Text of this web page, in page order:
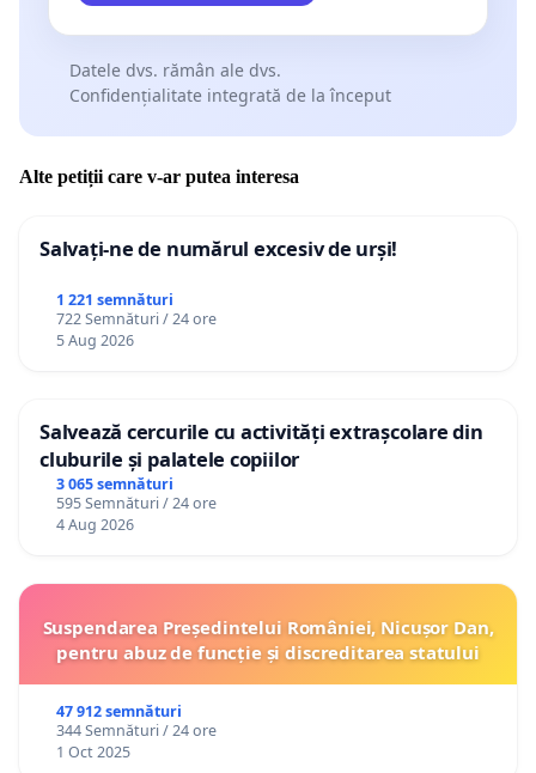
Datele dvs. rămân ale dvs.
Confidențialitate integrată de la început
Alte petiții care v-ar putea interesa
Salvați-ne de numărul excesiv de urși!
1 221 semnături
722 Semnături / 24 ore
5 Aug 2026
Salvează cercurile cu activități extrașcolare din
cluburile și palatele copiilor
3 065 semnături
595 Semnături / 24 ore
4 Aug 2026
Suspendarea Președintelui României, Nicușor Dan,
pentru abuz de funcție și discreditarea statului
47 912 semnături
344 Semnături / 24 ore
1 Oct 2025